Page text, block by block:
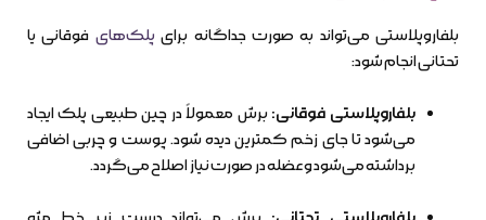
بلفاروپلاستی می‌تواند به صورت جداگانه برای پلک‌های فوقانی یا
تحتانی انجام شود:
بلفاروپلاستی فوقانی: برش معمولاً در چین طبیعی پلک ایجاد
می‌شود تا جای زخم کمترین دیده شود. پوست و چربی اضافی
برداشته می‌شود و عضله در صورت نیاز اصلاح می‌گردد.